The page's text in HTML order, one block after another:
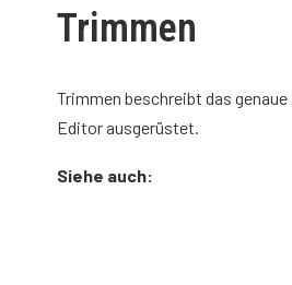
Trimmen
Trimmen beschreibt das
Editor ausgerüstet.
Siehe auch: